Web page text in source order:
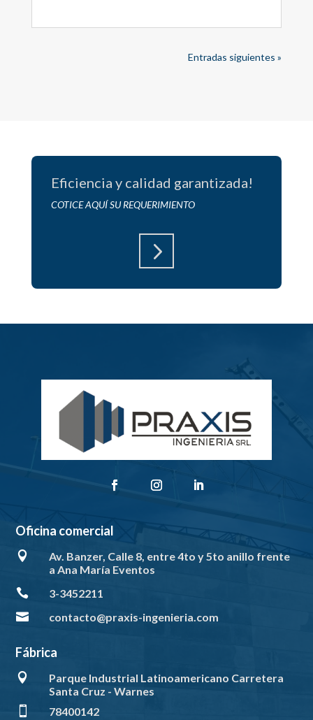
Entradas siguientes »
Eficiencia y calidad garantizada!
COTICE AQUÍ SU REQUERIMIENTO
5
Oficina comercial

Av. Banzer, Calle 8, entre 4to y 5to anillo frente
a Ana María Eventos
 3-3452211
 contacto@praxis-ingenieria.com
Fábrica

Parque Industrial Latinoamericano Carretera
Santa Cruz - Warnes
 78400142